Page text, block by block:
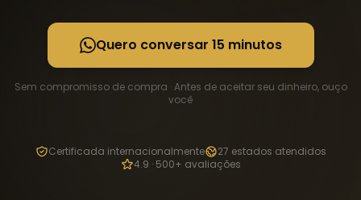
Quero conversar 15 minutos
Sem compromisso de compra · Antes de aceitar seu dinheiro, ouço
você
Certificada internacionalmente
27 estados atendidos
4.9 · 500+ avaliações